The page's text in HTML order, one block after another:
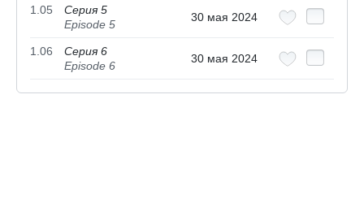
1.05
Серия 5
Episode 5
30 мая 2024
1.06
Серия 6
Episode 6
30 мая 2024